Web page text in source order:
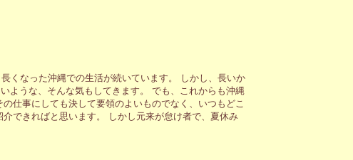
くなった沖縄での生活が続いています。 しかし、長いか
ような、そんな気もしてきます。 でも、これからも沖縄
仕事にしても決して要領のよいものでなく、いつもどこ
できればと思います。 しかし元来が怠け者で、夏休み